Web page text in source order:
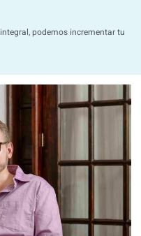
integral, podemos incrementar tu